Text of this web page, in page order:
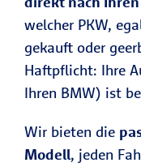
welcher PKW,
gekauft oder
Haftpflicht: Ihre
Ihren BMW) ist
Wir bieten die
Modell, jeden